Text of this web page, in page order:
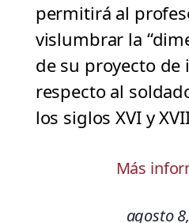
permitirá al
vislumbrar la
de su proyecto de
respecto al
los siglos XVI y
Más
agosto